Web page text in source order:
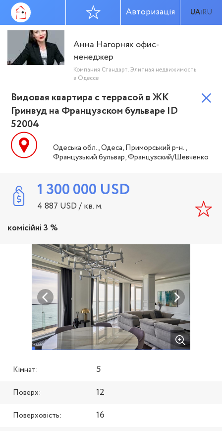
UA|RU
Авторизація
Анна Нагорняк офис-
менеджер
Компания Стандарт. Элитная недвижимость
в Одессе
Видовая квартира с террасой в ЖК
Гринвуд на Французском бульваре ID
52004
Одеська обл., Одеса, Приморський р-н.,
Французький бульвар, Французский/Шевченко
1 300 000 USD
4 887 USD/ кв. м.
комісійні 3 %
Кімнат: 5
Поверх: 12
Поверховість: 16